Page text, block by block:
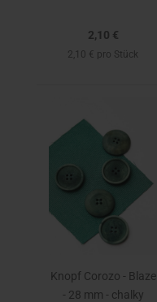
2,10 €
2,10 € pro Stück
Knopf Corozo - Blaze
- 28 mm - chalky